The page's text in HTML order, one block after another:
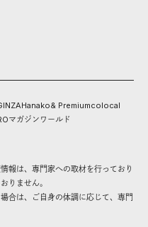
Hanako& Premiumcolocal
マガジンワールド
報は、専門家への取材を行っており
りません。
合は、ご自身の体調に応じて、専門